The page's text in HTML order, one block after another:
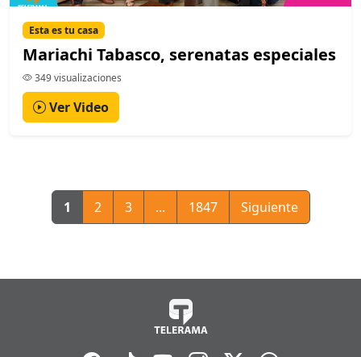
Esta es tu casa
Mariachi Tabasco, serenatas especiales
349 visualizaciones
Ver Video
1 2 3 ... 1847 Siguiente